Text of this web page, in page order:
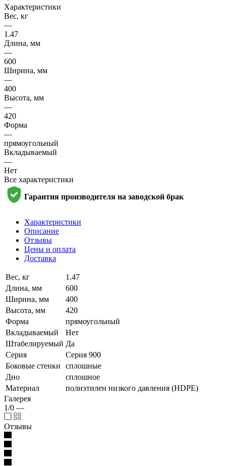
Характеристики
Вес, кг
—
1.47
Длина, мм
—
600
Ширина, мм
—
400
Высота, мм
—
420
Форма
—
прямоугольный
Вкладываемый
—
Нет
Все характеристики
Гарантия производителя на заводской брак
Характеристики
Описание
Отзывы
Цены и оплата
Доставка
Вес, кг
1.47
Длина, мм
600
Ширина, мм
400
Высота, мм
420
Форма
прямоугольный
Вкладываемый
Нет
Штабелируемый Да
Серия
Серия 900
Боковые стенки
сплошные
Дно
сплошное
Материал
полиэтилен низкого давления (HDPE)
Галерея
1/0 —
Отзывы